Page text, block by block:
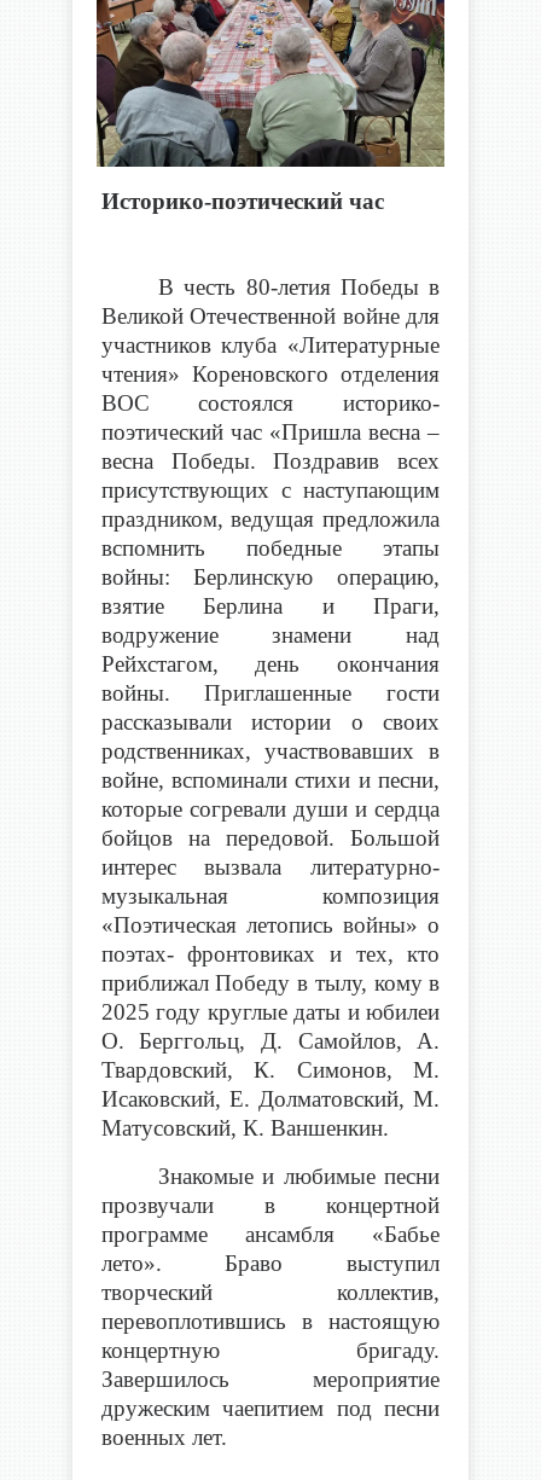
Историко-поэтический час
В честь 80-летия Победы в
Великой Отечественной войне для
участников клуба «Литературные
чтения» Кореновского отделения
ВОС состоялся историко-
поэтический час «Пришла весна –
весна Победы. Поздравив всех
присутствующих с наступающим
праздником, ведущая предложила
вспомнить победные этапы
войны: Берлинскую операцию,
взятие Берлина и Праги,
водружение знамени над
Рейхстагом, день окончания
войны. Приглашенные гости
рассказывали истории о своих
родственниках, участвовавших в
войне, вспоминали стихи и песни,
которые согревали души и сердца
бойцов на передовой. Большой
интерес вызвала литературно-
музыкальная композиция
«Поэтическая летопись войны» о
поэтах- фронтовиках и тех, кто
приближал Победу в тылу, кому в
2025 году круглые даты и юбилеи
О. Берггольц, Д. Самойлов, А.
Твардовский, К. Симонов, М.
Исаковский, Е. Долматовский, М.
Матусовский, К. Ваншенкин.
Знакомые и любимые песни
прозвучали в концертной
программе ансамбля «Бабье
лето». Браво выступил
творческий коллектив,
перевоплотившись в настоящую
концертную бригаду.
Завершилось мероприятие
дружеским чаепитием под песни
военных лет.